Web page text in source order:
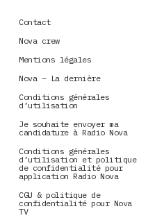
Contact
Nova crew
Mentions légales
Nova – La dernière
Conditions générales
d’utilisation
Je souhaite envoyer ma
candidature à Radio Nova
Conditions générales
d’utilisation et politique
de confidentialité pour
application Radio Nova
CGU & politique de
confidentialité pour Nova
TV